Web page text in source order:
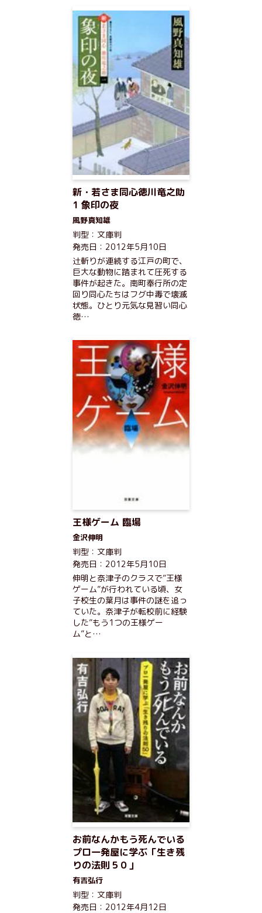
新・若さま同心徳川竜之助
1 象印の夜
風野真知雄
判型：文庫判
発売日：2012年5月10日
辻斬りが連続する江戸の町で、
巨大な動物に踏まれて圧死する
事件が起きた。南町奉行所の定
回り同心たちはフグ中毒で壊滅
状態。ひとり元気な見習い同心
徳…
王様ゲーム 臨場
金沢伸明
判型：文庫判
発売日：2012年5月10日
伸明と奈津子のクラスで”王様
ゲーム”が行われている頃、女
子校生の葉月は事件の謎を追っ
ていた。奈津子が転校前に経験
した”もう1つの王様ゲー
ム”と…
お前なんかもう死んでいる
プロ一発屋に学ぶ「生き残
りの法則５０」
有吉弘行
判型：文庫判
発売日：2012年4月12日